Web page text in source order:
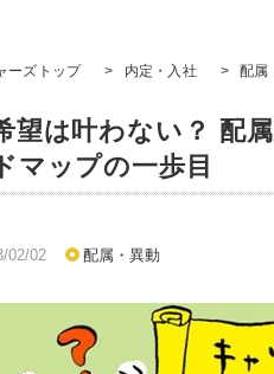
ーズトップ > 内定・入社 > 配属
望は叶わない？ 配
マップの一歩目
02/02 配属・異動